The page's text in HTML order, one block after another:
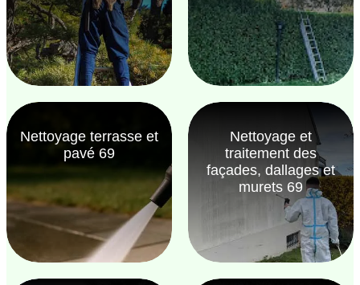
Nettoyage terrasse et
pavé 69
Nettoyage et
traitement des
façades, dallages et
murets 69